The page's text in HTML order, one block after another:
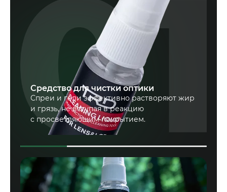
Средство для чистки оптики
Спреи и гели эффективно растворяют жир
и грязь, не вступая в реакцию
с просветляющим покрытием.